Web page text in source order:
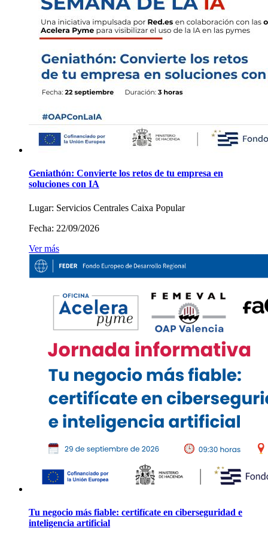
Geniathón: Convierte los retos de tu empresa en
soluciones con IA
Lugar: Servicios Centrales Caixa Popular
Fecha: 22/09/2026
Ver más
Tu negocio más fiable: certifícate en ciberseguridad e
inteligencia artificial